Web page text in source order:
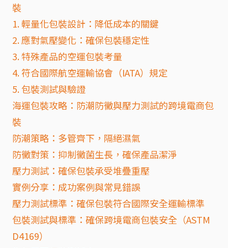
裝
1. 輕量化包裝設計：降低成本的關鍵
2. 應對氣壓變化：確保包裝穩定性
3. 特殊產品的空運包裝考量
4. 符合國際航空運輸協會（IATA）規定
5. 包裝測試與驗證
海運包裝攻略：防潮防黴與壓力測試的跨境電商包
裝
防潮策略：多管齊下，隔絕濕氣
防黴對策：抑制黴菌生長，確保產品潔淨
壓力測試：確保包裝承受堆疊重壓
實例分享：成功案例與常見錯誤
壓力測試標準：確保包裝符合國際安全運輸標準
包裝測試與標準：確保跨境電商包裝安全（ASTM
D4169）